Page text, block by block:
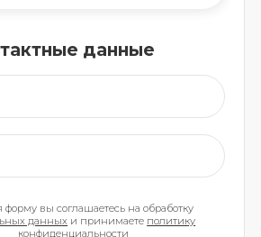
данные
форму вы соглашаетесь на обработку
данных и принимаете политику
конфиденциальности